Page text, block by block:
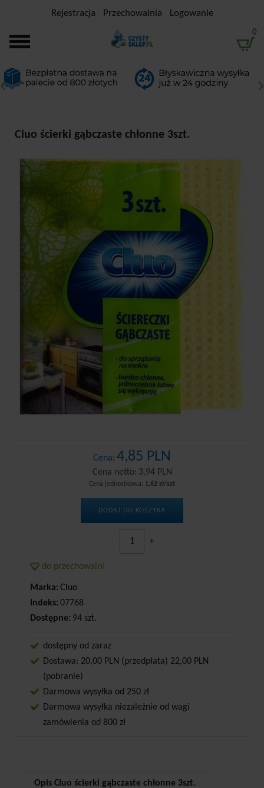
Rejestracja Przechowalnia Logowanie
0
Cluo ścierki gąbczaste chłonne 3szt.
Cena: 4,85 PLN
Cena netto: 3,94 PLN
Cena jednostkowa: 1,62 zł/szt
DODAJ DO KOSZYKA
- +
do przechowalni
Marka: Cluo
Indeks: 07768
Dostępne: 94 szt.
dostępny od zaraz
Dostawa: 20,00 PLN (przedpłata) 22,00 PLN
(pobranie)
Darmowa wysyłka od 250 zł
Darmowa wysyłka niezależnie od wagi
zamówienia od 800 zł
Opis Cluo ścierki gąbczaste chłonne 3szt.